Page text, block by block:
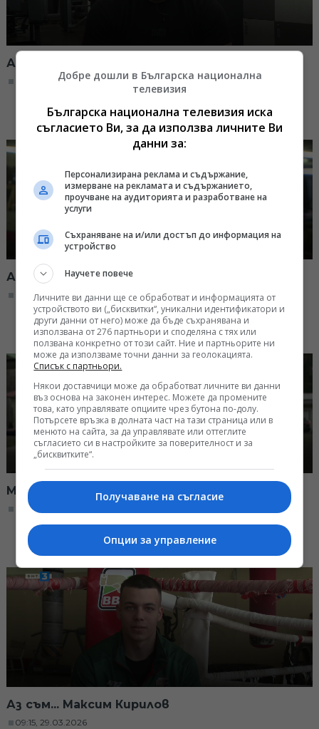
Аз съм... Христо Мусков
09:24, 18.04.2026
Аз съм... Любослав Руйков
09:00, 05.04.2026
Мартин Кузманов в "Аз съм..."
09:00, 04.04.2026
Аз съм... Максим Кирилов
09:15, 29.03.2026
Добре дошли в Българска национална
телевизия
Българска национална телевизия иска
съгласието Ви, за да използва личните Ви
данни за:
Персонализирана реклама и съдържание,
измерване на рекламата и съдържанието,
проучване на аудиторията и разработване на
услуги
Съхраняване на и/или достъп до информация на
устройство
Научете повече
Личните ви данни ще се обработват и информацията от
устройството ви („бисквитки“, уникални идентификатори и
други данни от него) може да бъде съхранявана и
използвана от 276 партньори и споделяна с тях или
ползвана конкретно от този сайт. Ние и партньорите ни
може да използваме точни данни за геолокацията.
Списък с партньори.
Някои доставчици може да обработват личните ви данни
въз основа на законен интерес. Можете да промените
това, като управлявате опциите чрез бутона по-долу.
Потърсете връзка в долната част на тази страница или в
менюто на сайта, за да управлявате или оттеглите
съгласието си в настройките за поверителност и за
„бисквитките“.
Получаване на съгласие
Опции за управление